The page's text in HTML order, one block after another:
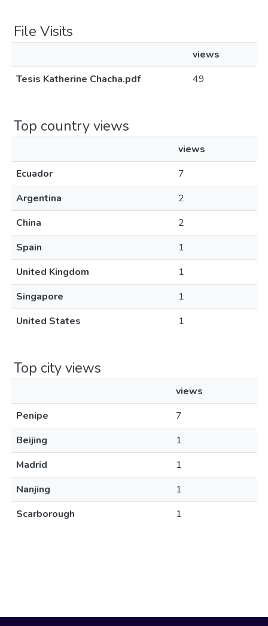
File Visits
views
Tesis Katherine Chacha.pdf
49
Top country views
views
Ecuador
7
Argentina
2
China
2
Spain
1
United Kingdom
1
Singapore
1
United States
1
Top city views
views
Penipe
7
Beijing
1
Madrid
1
Nanjing
1
Scarborough
1